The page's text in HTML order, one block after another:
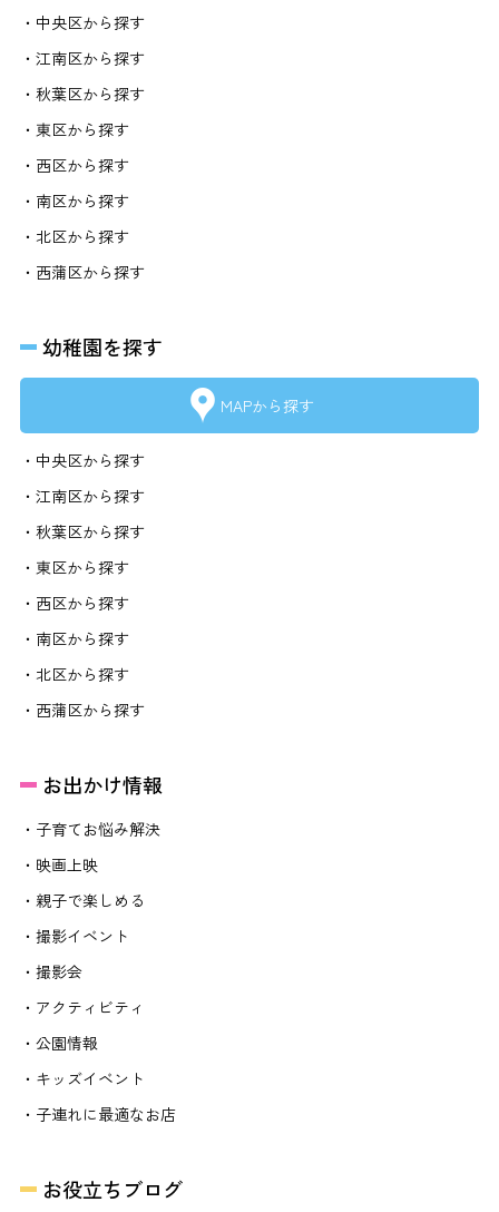
・中央区から探す
・江南区から探す
・秋葉区から探す
・東区から探す
・西区から探す
・南区から探す
・北区から探す
・西蒲区から探す
幼稚園を探す
MAPから探す
・中央区から探す
・江南区から探す
・秋葉区から探す
・東区から探す
・西区から探す
・南区から探す
・北区から探す
・西蒲区から探す
お出かけ情報
・子育てお悩み解決
・映画上映
・親子で楽しめる
・撮影イベント
・撮影会
・アクティビティ
・公園情報
・キッズイベント
・子連れに最適なお店
お役立ちブログ